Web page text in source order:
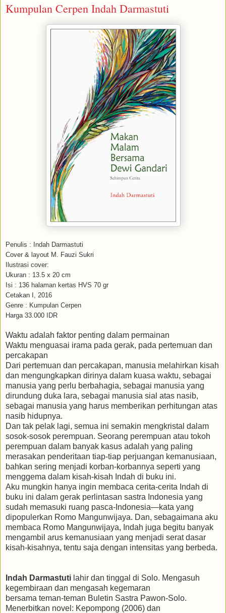
Kumpulan Cerpen Indah Darmastuti
Penulis : Indah Darmastuti
Cover & layout M. Fauzi Sukri
Ilustrasi cover:
Ukuran : 13.5 x 20 cm
Isi : 136 halaman kertas HVS 70 gr
Cetakan I, 2016
Genre : Kumpulan Cerpen
Harga 33.000 IDR
Waktu adalah faktor penting dalam permainan
Waktu menguasai irama pada gerak, pada pertemuan dan
percakapan
Dari pertemuan dan percakapan, manusia melahirkan kisah
dan mengungkapkan dirinya dalam kuasa waktu, sebagai
manusia yang perlu berbahagia, sebagai manusia yang
dirundung duka lara, sebagai manusia sial atas nasib,
sebagai manusia yang harus memberikan perhitungan atas
nasib hidupnya.
Dan tak pelak lagi, semua ini semakin mengkristal dalam
sosok-sosok perempuan. Seorang perempuan atau tokoh
perempuan dalam banyak kasus adalah yang paling
merasakan penderitaan tiap-tiap perjuangan kemanusiaan,
bahkan sering menjadi korban-korbannya seperti yang
menggema dalam kisah-kisah Indah di buku ini.
Aku mungkin hanya ingin membaca cerita-cerita Indah di
buku ini dalam gerak perlintasan sastra Indonesia yang
sudah memasuki ruang pasca-Indonesia—kata yang
dipopulerkan Romo Mangunwijaya. Dan, sebagaimana aku
membaca Romo Mangunwijaya, Indah juga begitu banyak
mengambil arus kemanusiaan yang menjadi serat dasar
kisah-kisahnya, tentu saja dengan intensitas yang berbeda.
Indah Darmastuti lahir dan tinggal di Solo. Mengasuh
kegembiraan dan mengasah kegemaran
bersama teman-teman Buletin Sastra Pawon-Solo.
Menerbitkan novel: Kepompong (2006) dan